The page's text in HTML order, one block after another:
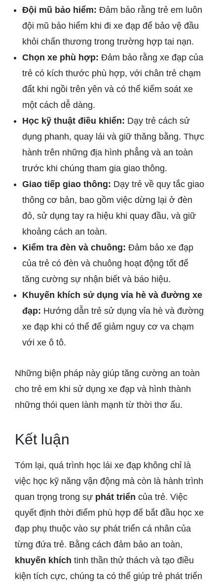
Đội mũ bảo hiểm: Đảm bảo rằng trẻ em luôn
đội mũ bảo hiểm khi đi xe đạp để bảo vệ đầu
khỏi chấn thương trong trường hợp tai nạn.
Chọn xe phù hợp: Đảm bảo rằng xe đạp của
trẻ có kích thước phù hợp, với chân trẻ chạm
đất khi ngồi trên yên và có thể kiểm soát xe
một cách dễ dàng.
Học kỹ thuật điều khiển: Dạy trẻ cách sử
dụng phanh, quay lái và giữ thăng bằng. Thực
hành trên những địa hình phẳng và an toàn
trước khi chúng tham gia giao thông.
Giao tiếp giao thông: Dạy trẻ về quy tắc giao
thông cơ bản, bao gồm việc dừng lại ở đèn
đỏ, sử dụng tay ra hiệu khi quay đầu, và giữ
khoảng cách an toàn.
Kiểm tra đèn và chuông: Đảm bảo xe đạp
của trẻ có đèn và chuông hoạt động tốt để
tăng cường sự nhận biết và báo hiệu.
Khuyến khích sử dụng vỉa hè và đường xe
đạp: Hướng dẫn trẻ sử dụng vỉa hè và đường
xe đạp khi có thể để giảm nguy cơ va chạm
với xe ô tô.
Những biện pháp này giúp tăng cường an toàn
cho trẻ em khi sử dụng xe đạp và hình thành
những thói quen lành mạnh từ thời thơ ấu.
Kết luận
Tóm lại, quá trình học lái xe đạp không chỉ là
việc học kỹ năng vận động mà còn là hành trình
quan trọng trong sự phát triển của trẻ. Việc
quyết định thời điểm phù hợp để bắt đầu học xe
đạp phụ thuộc vào sự phát triển cá nhân của
từng đứa trẻ. Bằng cách đảm bảo an toàn,
khuyến khích tinh thần thử thách và tạo điều
kiện tích cực, chúng ta có thể giúp trẻ phát triển